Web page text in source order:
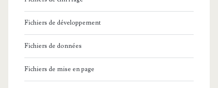
Fichiers de développement
Fichiers de données
Fichiers de mise en page